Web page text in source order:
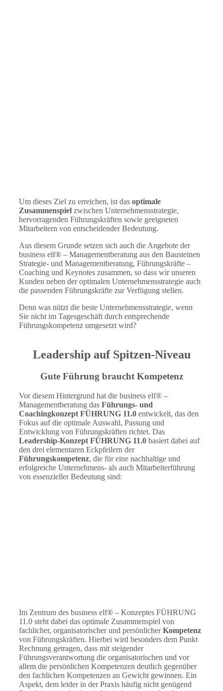
Um dieses Ziel zu erreichen, ist das optimale
Zusammenspiel zwischen Unternehmensstrategie,
hervorragenden Führungskräften sowie geeigneten
Mitarbeitern von entscheidender Bedeutung.
Aus diesem Grunde setzen sich auch die Angebote der
business elf® – Managementberatung aus den Bausteinen
Strategie- und Managementberatung, Führungskräfte –
Coaching und Keynotes zusammen, so dass wir unseren
Kunden neben der optimalen Unternehmensstrategie auch
die passenden Führungskräfte zur Verfügung stellen.
Denn was nützt die beste Unternehmensstrategie, wenn
Sie nicht im Tagesgeschäft durch entsprechende
Führungskompetenz umgesetzt wird?
Leadership auf Spitzen-Niveau
Gute Führung braucht Kompetenz
Vor diesem Hintergrund hat die business elf® –
Managementberatung das Führungs- und
Coachingkonzept FÜHRUNG 11.0 entwickelt, das den
Fokus auf die optimale Auswahl, Passung und
Entwicklung von Führungskräften richtet. Das
Leadership-Konzept FÜHRUNG 11.0 basiert dabei auf
den drei elementaren Eckpfeilern der
Führungskompetenz, die für eine nachhaltige und
erfolgreiche Unternehmens- als auch Mitarbeiterführung
von essenzieller Bedeutung sind:
Im Zentrum des business elf® – Konzeptes FÜHRUNG
11.0 steht dabei das optimale Zusammenspiel von
fachlicher, organisatorischer und persönlicherKompetenz
von Führungskräften. Hierbei wird besonders dem Punkt
Rechnung getragen, dass mit steigender
Führungsverantwortung die organisatorischen und vor
allem die persönlichen Kompetenzen deutlich gegenüber
den fachlichen Kompetenzen an Gewicht gewinnen. Ein
Aspekt, dem leider in der Praxis häufig nicht genügend